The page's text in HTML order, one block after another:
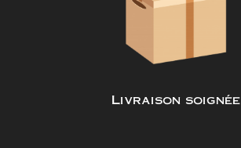
Livraison soignée